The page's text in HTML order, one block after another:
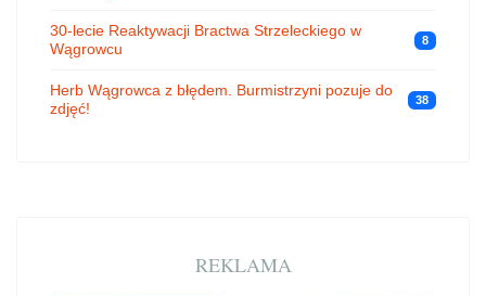
30-lecie Reaktywacji Bractwa Strzeleckiego w
Wągrowcu
8
Herb Wągrowca z błędem. Burmistrzyni pozuje do
zdjęć!
38
REKLAMA